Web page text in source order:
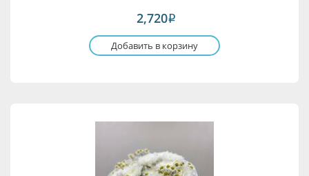
2,720i
Добавить в корзину